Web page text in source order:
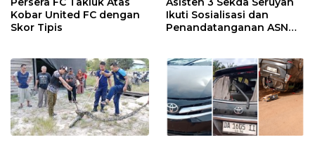
Kobar United FC dengan
Skor Tipis
Ikuti Sosialisasi dan
Penandatanganan ASN